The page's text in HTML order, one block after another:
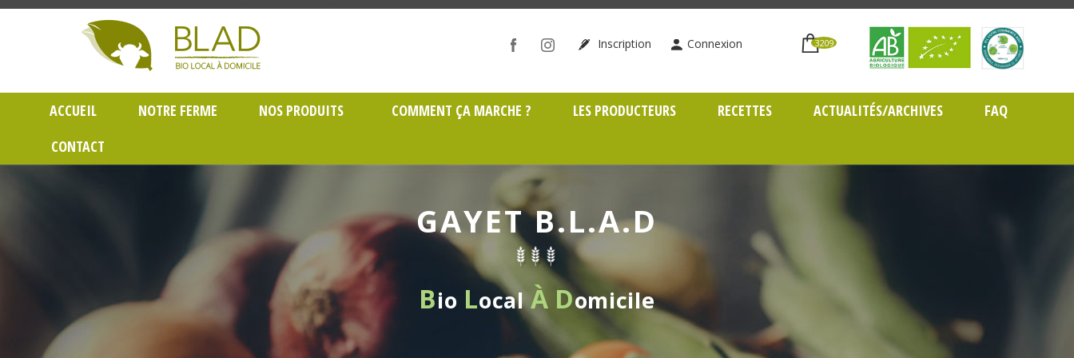
Inscription Connexion 3209
ACCUEIL NOTRE FERME NOS PRODUITS COMMENT ÇA MARCHE ? LES PRODUCTEURS RECETTES ACTUALITÉS/ARCHIVES
FAQ
CONTACT
GAYET B.L.A.D
Bio LocalÀ Domicile